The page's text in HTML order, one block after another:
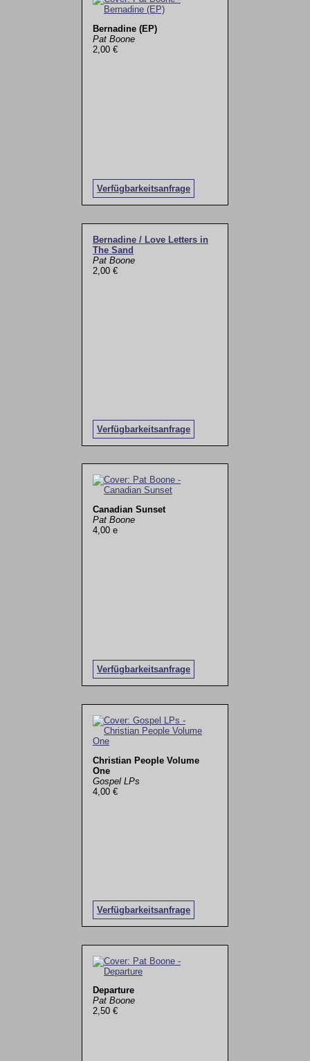
Bernadine (EP)
Pat Boone
2,00 €
Verfügbarkeitsanfrage
Bernadine / Love Letters in
The Sand
Pat Boone
2,00 €
Verfügbarkeitsanfrage
Canadian Sunset
Pat Boone
4,00 e
Verfügbarkeitsanfrage
Christian People Volume
One
Gospel LPs
4,00 €
Verfügbarkeitsanfrage
Departure
Pat Boone
2,50 €